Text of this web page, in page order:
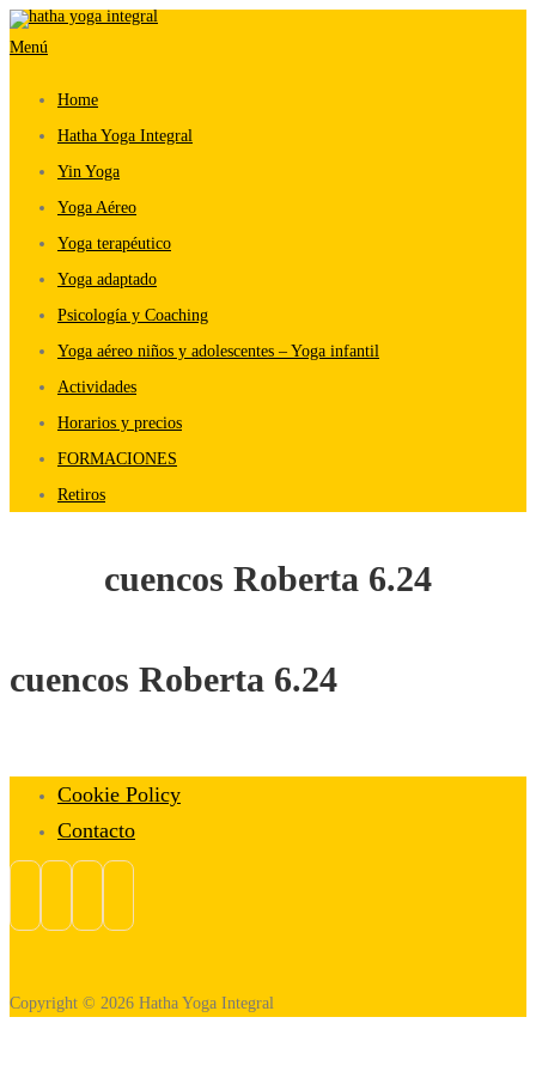
Saltar
al
Menú
Home
Hatha Yoga Integral
Yin Yoga
Yoga Aéreo
Yoga terapéutico
Yoga adaptado
Psicología y Coaching
Yoga aéreo niños y adolescentes – Yoga infantil
Actividades
Horarios y precios
FORMACIONES
Retiros
cuencos Roberta 6.24
cuencos Roberta 6.24
Cookie Policy
Contacto
Copyright © 2026 Hatha Yoga Integral